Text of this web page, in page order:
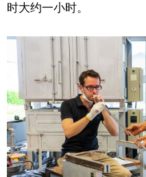
时大约一小时。